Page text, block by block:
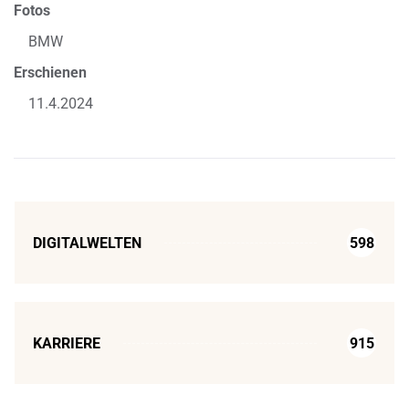
Fotos
BMW
Erschienen
11.4.2024
DIGITALWELTEN 598
KARRIERE 915